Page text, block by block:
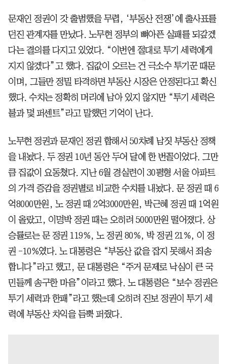
문재인 정권이 갓 출범했을 무렵, ‘부동산 전쟁’에 출사표를
던진 관계자를 만났다. 노무현 정부의 뼈아픈 실패를 되갚겠
다는 결의를 다지고 있었다. “이번엔 절대로 투기 세력에게
지지 않겠다”고 했다. 집값이 오르는 건 극소수 투기꾼 때문
이며, 그들만 정밀 타격하면 부동산 시장은 안정된다고 확신
했다. 수치는 정확히 머리에 남아 있지 않지만 “투기 세력은
불과 몇 퍼센트”라고 말했던 기억이 난다.
노무현 정권과 문재인 정권 합해서 50차례 남짓 부동산 정책
을 내놨다. 두 정권 10년 동안 두어 달에 한 번꼴이었다. 그만
큼 집값이 요동쳤다. 지난 6월 경실련이 30평형 서울 아파트
의 가격 증감을 정권별로 비교한 수치를 내놨다. 문 정권 때 6
억8000만원, 노 정권 때 2억3000만원, 박근혜 정권 때 1억원
이 올랐고, 이명박 정권 때는 오히려 5000만원 떨어졌다. 상
승률로는 문 정권 119%, 노 정권 80%, 박 정권 21%, 이 정
권 -10%였다. 노 대통령은 “부동산 값을 잡지 못해서 죄송
합니다”라고 했고, 문 대통령은 “주거 문제로 낙심이 큰 국
민들께 송구한 마음”이라고 했다. 노 대통령은 “보수 정권은
투기 세력과 한패”라고 했는데 오히려 진보 정권이 투기 세
력에 부동산 차익을 듬뿍 퍼줬다.